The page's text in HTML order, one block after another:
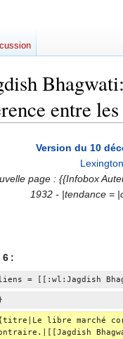
entre
Version du 10
Lexington
page : {{Infobox
1932 - |tendance =
:
= [[:wl:Jagdish
libre marché